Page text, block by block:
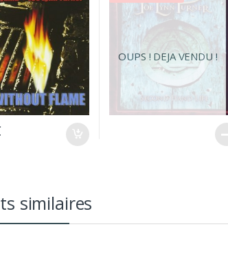
OUPS ! DEJA VENDU !
similaires